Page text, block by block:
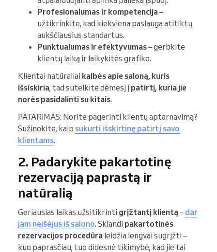
Profesionalumas ir kompetencija–
užtikrinkite, kad kiekviena paslauga atitiktų
aukščiausius standartus.
Punktualumas ir efektyvumas– gerbkite
klientų laiką ir laikykitės grafiko.
Klientai natūraliai kalbės apie saloną, kuris
išsiskiria, tad sutelkite dėmesį į patirtį, kuria jie
norės pasidalinti su kitais.
PATARIMAS: Norite pagerinti klientų aptarnavimą?
Sužinokite, kaip sukurti išskirtinę patirtį savo
klientams.
2. Padarykite pakartotinę
rezervaciją paprastą ir
natūralią
Geriausias laikas užsitikrinti grįžtantį klientą– dar
jam neišėjus iš salono. Sklandi pakartotinės
rezervacijos procedūra leidžia lengvai sugrįžti –
kuo paprasčiau, tuo didesnė tikimybė, kad jie tai